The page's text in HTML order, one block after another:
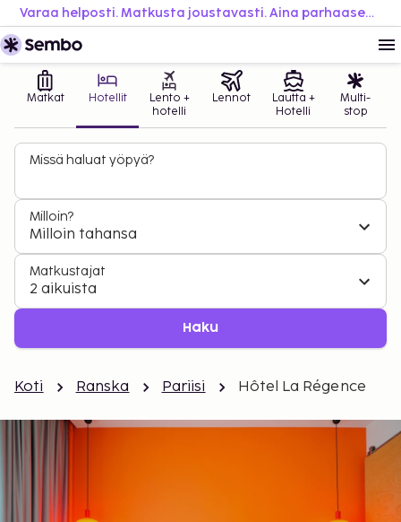
Varaa helposti. Matkusta joustavasti. Aina parhaaseen hintaan.
Matkat Hotellit
Lento +
hotelli
Lennot
Lautta +
Hotelli
Multi-
stop
Missä haluat yöpyä?
Milloin?
Milloin tahansa
Matkustajat
2 aikuista
Haku
Koti Ranska Pariisi Hôtel La Régence